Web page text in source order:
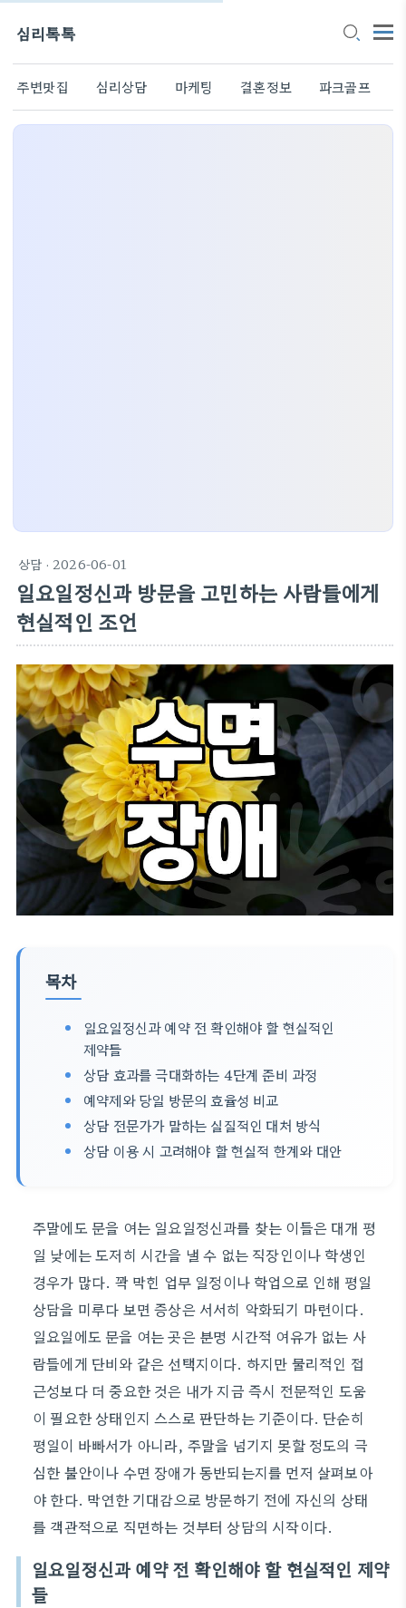
심리톡톡
주변맛집 심리상담 마케팅 결혼정보 파크골프
상담 · 2026-06-01
일요일정신과 방문을 고민하는 사람들에게
현실적인 조언
목차
일요일정신과 예약 전 확인해야 할 현실적인
제약들
상담 효과를 극대화하는 4단계 준비 과정
예약제와 당일 방문의 효율성 비교
상담 전문가가 말하는 실질적인 대처 방식
상담 이용 시 고려해야 할 현실적 한계와 대안
주말에도 문을 여는 일요일정신과를 찾는 이들은 대개 평
일 낮에는 도저히 시간을 낼 수 없는 직장인이나 학생인
경우가 많다. 꽉 막힌 업무 일정이나 학업으로 인해 평일
상담을 미루다 보면 증상은 서서히 악화되기 마련이다.
일요일에도 문을 여는 곳은 분명 시간적 여유가 없는 사
람들에게 단비와 같은 선택지이다. 하지만 물리적인 접
근성보다 더 중요한 것은 내가 지금 즉시 전문적인 도움
이 필요한 상태인지 스스로 판단하는 기준이다. 단순히
평일이 바빠서가 아니라, 주말을 넘기지 못할 정도의 극
심한 불안이나 수면 장애가 동반되는지를 먼저 살펴보아
야 한다. 막연한 기대감으로 방문하기 전에 자신의 상태
를 객관적으로 직면하는 것부터 상담의 시작이다.
일요일정신과 예약 전 확인해야 할 현실적인 제약
들